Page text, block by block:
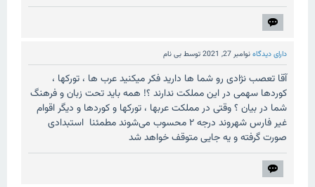
دارای دیدگاهنوامبر 27, 2021 توسطبی نام
آقا تعصب نژادی رو شما ها دارید فکر میکنید عرب ها ، تورکها ،
کوردها سهمی در این مملکت ندارند ؟! همه باید تحت زبان و فرهنگ
شما در بیان ؟ وقتی در مملکت عربها ، تورکها و کوردها و دیگر اقوام
غیر فارس شهروند درجه ۲ محسوب می‌شوند مطمئنا استبدادی
صورت گرفته و یه جایی متوقف خواهد شد